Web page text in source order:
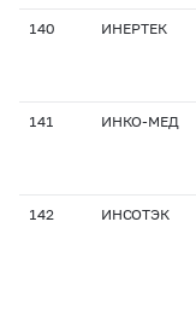
140 ИНЕРТЕК
141 ИНКО-МЕД
142 ИНСОТЭК